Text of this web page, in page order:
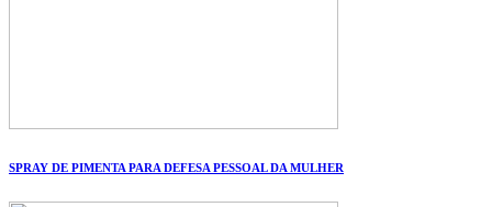
SPRAY DE PIMENTA PARA DEFESA PESSOAL DA MULHER